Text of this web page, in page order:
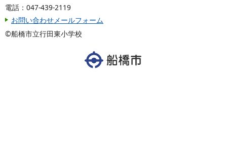
電話：047-439-2119
お問い合わせメールフォーム
©船橋市立行田東小学校